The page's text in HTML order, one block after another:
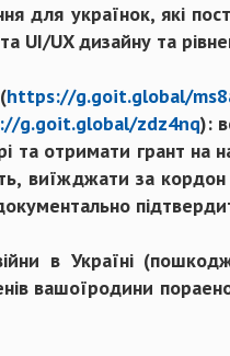
для українок, які
UI/UX дизайну та
https://g.goit.global/
g.goit.global/zdz4nq):
та отримати грант на
виїжджати за
в Україні
вашоїродини